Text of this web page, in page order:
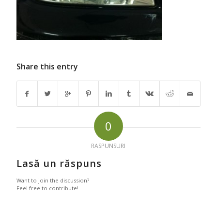
Share this entry
0
RASPUNSURI
Lasă un răspuns
Want to join the discussion?
Feel free to contribute!